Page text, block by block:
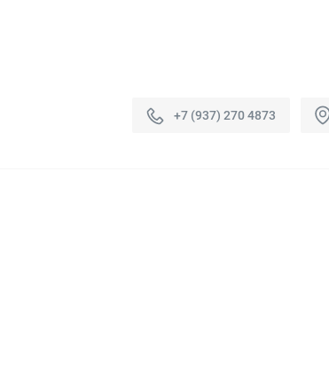
+7 (937) 270 4873